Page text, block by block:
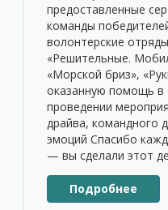
предоставленные
команды
волонтерские
«Решительные.
«Морской бриз»,
оказанную помощь в
проведении
драйва, командного
эмоций Спасибо
— вы сделали этот
Подробнее